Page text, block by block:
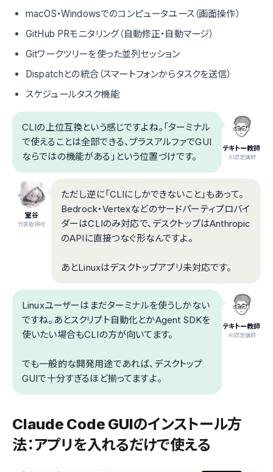
macOS・Windowsでのコンピュータユース（画面操作）
GitHub PRモニタリング（自動修正・自動マージ）
Gitワークツリーを使った並列セッション
Dispatchとの統合（スマートフォンからタスクを送信）
スケジュールタスク機能
テキトー教師
.AI認定講師
CLIの上位互換という感じですよね。「ターミナル
で使えることは全部できる、プラスアルファでGUI
ならではの機能がある」という位置づけです。
室谷
代表取締役
ただし逆に「CLIにしかできないこと」もあって。
Bedrock・Vertexなどのサードパーティプロバイ
ダーはCLIのみ対応で、デスクトップはAnthropic
のAPIに直接つなぐ形なんですよ。
あとLinuxはデスクトップアプリ未対応です。
テキトー教師
.AI認定講師
Linuxユーザーはまだターミナルを使うしかない
ですね。あとスクリプト自動化とかAgent SDKを
使いたい場合もCLIの方が向いてます。
でも一般的な開発用途であれば、デスクトップ
GUIで十分すぎるほど揃ってますよ。
Claude Code GUIのインストール方
法：アプリを入れるだけで使える